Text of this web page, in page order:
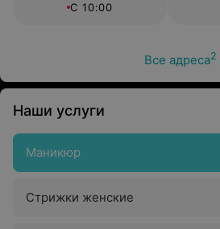
С 10:00
Все адреса2
Наши услуги
Маникюр
Стрижки женские